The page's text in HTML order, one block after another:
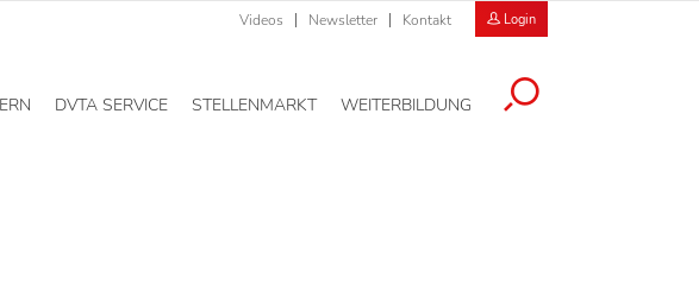
Videos Newsletter Kontakt Login
DVTA SERVICE STELLENMARKT WEITERBILDUNG